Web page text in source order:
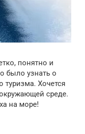
понятно и
было узнать о
туризма. Хочется
среде.
на море!